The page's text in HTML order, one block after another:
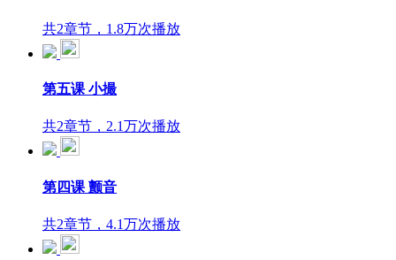
共2章节，1.8万次播放
第五课 小撮
共2章节，2.1万次播放
第四课 颤音
共2章节，4.1万次播放